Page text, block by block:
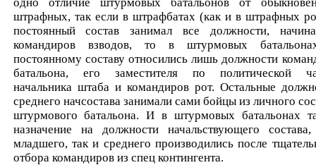
штрафных, так если в штрафбатах (как и в штрафных
постоянный состав занимал все должности,
командиров взводов, то в штурмовых
постоянному составу относились лишь должности
батальона, его заместителя по политической
начальника штаба и командиров рот. Остальные
среднего начсостава занимали сами бойцы из личного
штурмового батальона. И в штурмовых батальонах
назначение на должности начальствующего
младшего, так и среднего производились после
отбора командиров из спец контингента.